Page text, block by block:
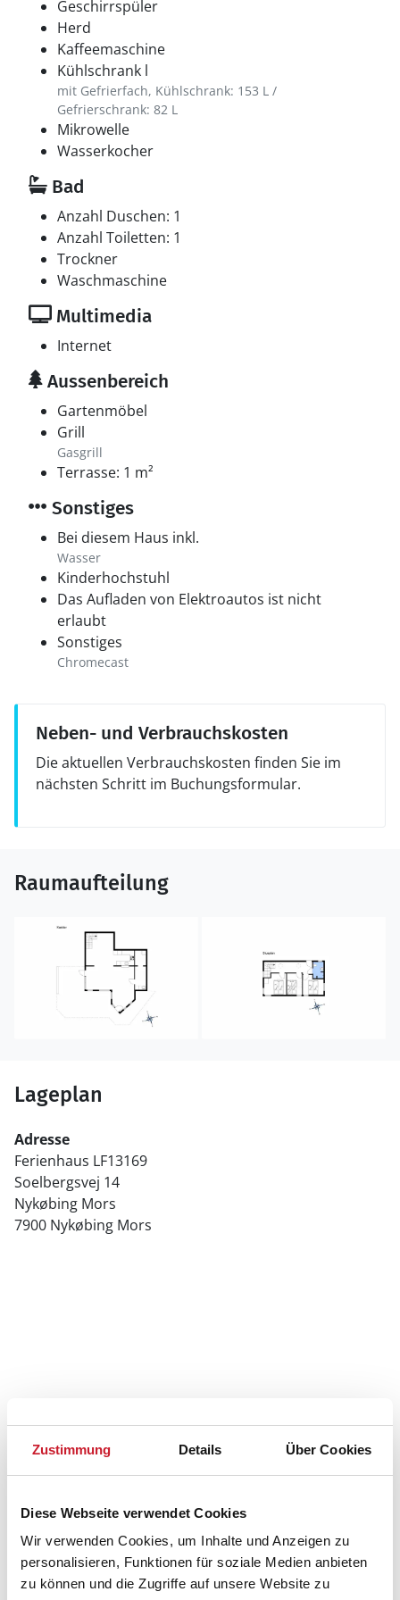
Zustimmung Details Über Cookies
Diese Webseite verwendet Cookies
Wir verwenden Cookies, um Inhalte und Anzeigen zu
personalisieren, Funktionen für soziale Medien anbieten
zu können und die Zugriffe auf unsere Website zu
Geschirrspüler
Herd
Kaffeemaschine
Kühlschrank l
mit Gefrierfach, Kühlschrank: 153 L /
Gefrierschrank: 82 L
Mikrowelle
Wasserkocher
Bad
Anzahl Duschen: 1
Anzahl Toiletten: 1
Trockner
Waschmaschine
Multimedia
Internet
Aussenbereich
Gartenmöbel
Grill
Gasgrill
Terrasse: 1 m²
Sonstiges
Bei diesem Haus inkl.
Wasser
Kinderhochstuhl
Das Aufladen von Elektroautos ist nicht
erlaubt
Sonstiges
Chromecast
Neben- und Verbrauchskosten
Die aktuellen Verbrauchskosten finden Sie im
nächsten Schritt im Buchungsformular.
Raumaufteilung
Lageplan
Adresse
Ferienhaus LF13169
Soelbergsvej 14
Nykøbing Mors
7900 Nykøbing Mors